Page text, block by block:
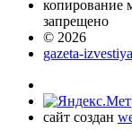
копирование
запрещено
© 2026
gazeta-
сайт создан